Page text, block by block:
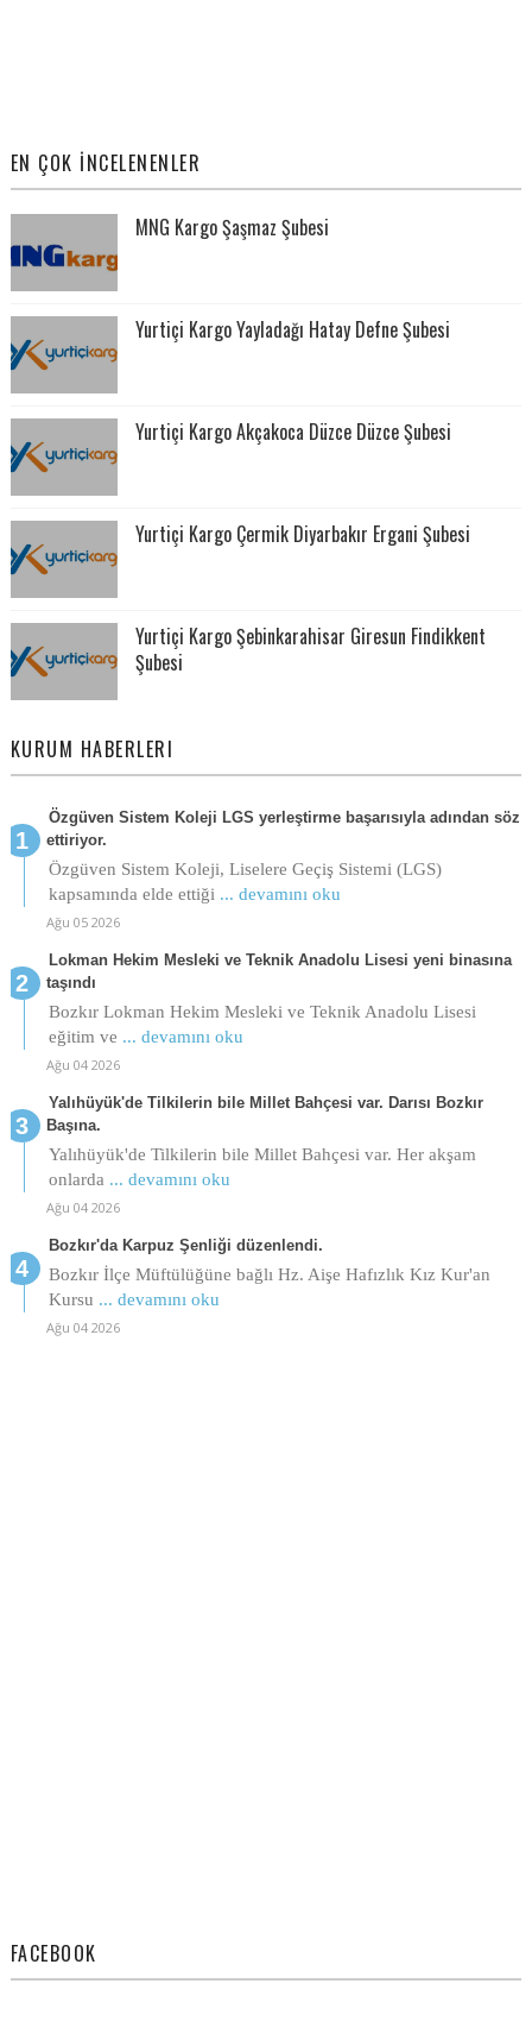
EN ÇOK İNCELENENLER
MNG Kargo Şaşmaz Şubesi
Yurtiçi Kargo Yayladağı Hatay Defne Şubesi
Yurtiçi Kargo Akçakoca Düzce Düzce Şubesi
Yurtiçi Kargo Çermik Diyarbakır Ergani Şubesi
Yurtiçi Kargo Şebinkarahisar Giresun Findikkent
Şubesi
KURUM HABERLERI
Özgüven Sistem Koleji LGS yerleştirme başarısıyla adından söz
ettiriyor.
Özgüven Sistem Koleji, Liselere Geçiş Sistemi (LGS)
kapsamında elde ettiği ... devamını oku
Ağu 05 2026
Lokman Hekim Mesleki ve Teknik Anadolu Lisesi yeni binasına
taşındı
Bozkır Lokman Hekim Mesleki ve Teknik Anadolu Lisesi
eğitim ve ... devamını oku
Ağu 04 2026
Yalıhüyük'de Tilkilerin bile Millet Bahçesi var. Darısı Bozkır
Başına.
Yalıhüyük'de Tilkilerin bile Millet Bahçesi var. Her akşam
onlarda ... devamını oku
Ağu 04 2026
Bozkır'da Karpuz Şenliği düzenlendi.
Bozkır İlçe Müftülüğüne bağlı Hz. Aişe Hafızlık Kız Kur'an
Kursu ... devamını oku
Ağu 04 2026
FACEBOOK